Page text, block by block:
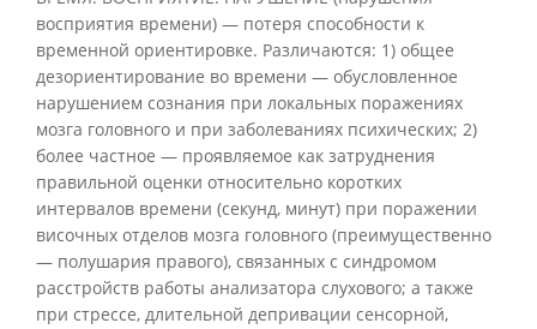
восприятия времени) — потеря способности к
временной ориентировке. Различаются: 1) общее
дезориентирование во времени — обусловленное
нарушением сознания при локальных поражениях
мозга головного и при заболеваниях психических; 2)
более частное — проявляемое как затруднения
правильной оценки относительно коротких
интервалов времени (секунд, минут) при поражении
височных отделов мозга головного (преимущественно
— полушария правого), связанных с синдромом
расстройств работы анализатора слухового; а также
при стрессе, длительной депривации сенсорной,